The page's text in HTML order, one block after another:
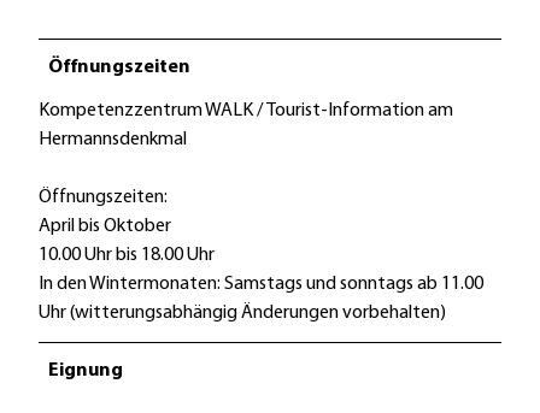
Öffnungszeiten
Kompetenzzentrum WALK / Tourist-Information am
Hermannsdenkmal
Öffnungszeiten:
April bis Oktober
10.00 Uhr bis 18.00 Uhr
In den Wintermonaten: Samstags und sonntags ab 11.00
Uhr (witterungsabhängig Änderungen vorbehalten)
Eignung